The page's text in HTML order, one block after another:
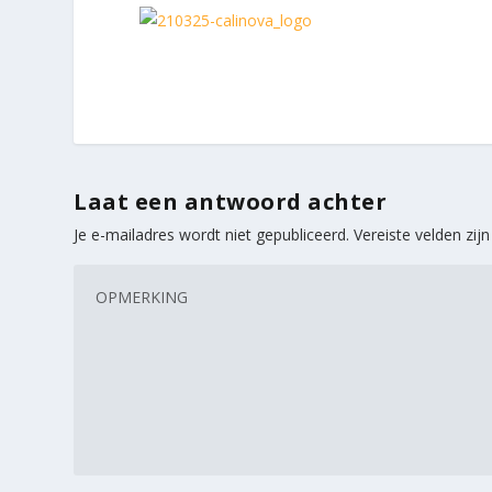
Laat een antwoord achter
Je e-mailadres wordt niet gepubliceerd. Vereiste velden